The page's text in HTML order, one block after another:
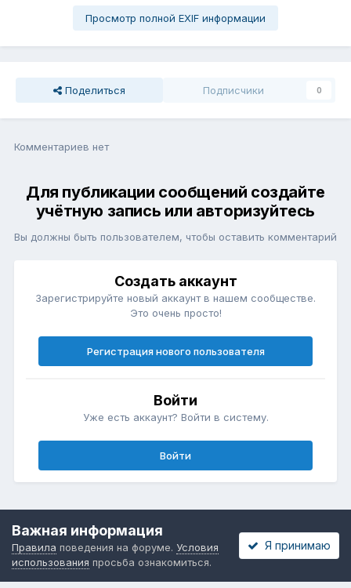
Просмотр полной EXIF информации
Поделиться Подписчики 0
Комментариев нет
Для публикации сообщений создайте
учётную запись или авторизуйтесь
Вы должны быть пользователем, чтобы оставить комментарий
Создать аккаунт
Зарегистрируйте новый аккаунт в нашем сообществе.
Это очень просто!
Регистрация нового пользователя
Войти
Уже есть аккаунт? Войти в систему.
Войти
Важная информация
Правила поведения на форуме. Условия
использования просьба ознакомиться.
Я принимаю